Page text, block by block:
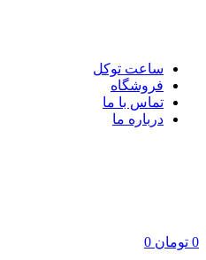
ساعت توکل
فروشگاه
تماس با ما
درباره ما
0 تومان 0